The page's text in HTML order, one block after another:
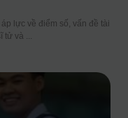
lực về điểm số, vấn đề tài
tử và